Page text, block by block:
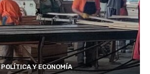
POLÍTICA Y ECONOMÍA